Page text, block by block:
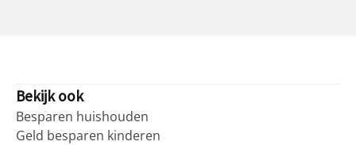
Bekijk ook
Besparen huishouden
Geld besparen kinderen